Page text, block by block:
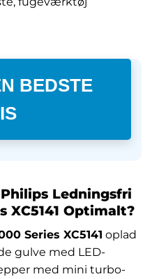
BEDSTE
Ledningsfri
XC5141 Optimalt?
Series XC5141 oplad
gulve med LED-
med mini turbo-